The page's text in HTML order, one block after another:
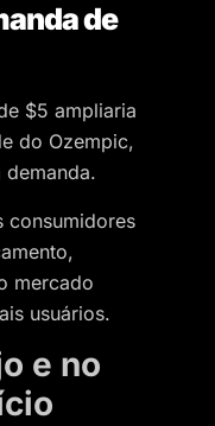
de
$5 ampliaria
do Ozempic,
demanda.
consumidores
mercado
usuários.
e no